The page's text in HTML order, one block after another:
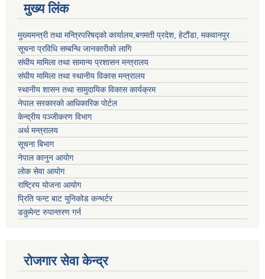
मुख्य लिंक
मुख्यमन्त्री तथा मन्त्रिपरिषद्को कार्यालय,बगमती प्रदेश, हेटौंडा, मकवानपुर
सूचना प्रविधि सम्बन्धि जानकारीको लागि
संघीय मामिला तथा सामान्य प्रशासन मन्त्रालय
संघीय मामिला तथा स्थानीय विकास मन्त्रालय
स्थानीय शासन तथा सामुदायिक विकास कार्यक्रम
नेपाल सरकारको आधिकारिक पोर्टल
केन्द्रीय पञ्जीकरण विभाग
अर्थ मन्त्रालय
सूचना बिभाग
नेपाल कानुन आयोग
लोक सेवा आयोग
राष्ट्रिय योजना आयोग
प्रिति फन्ट बाट युनिकोड कन्भर्टर
डकुमेन्ट रुपान्तरण गर्न
रोजगार सेवा केन्द्र